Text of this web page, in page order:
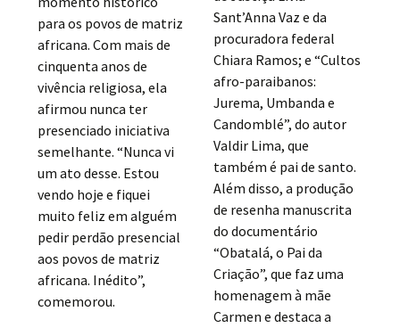
para os povos de matriz
africana. Com mais de
cinquenta anos de
vivência religiosa, ela
afirmou nunca ter
presenciado iniciativa
semelhante. “Nunca vi
um ato desse. Estou
vendo hoje e fiquei
muito feliz em alguém
pedir perdão presencial
aos povos de matriz
africana. Inédito”,
comemorou.
Sant’Anna Vaz e da
procuradora federal
Chiara Ramos; e “Cultos
afro-paraibanos:
Jurema, Umbanda e
Candomblé”, do autor
Valdir Lima, que
também é pai de santo.
Além disso, a produção
de resenha manuscrita
do documentário
“Obatalá, o Pai da
Criação”, que faz uma
homenagem à mãe
Carmen e destaca a